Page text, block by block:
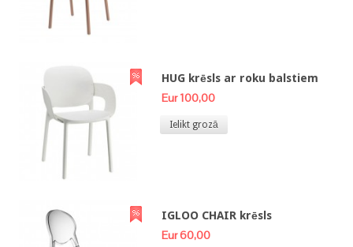
HUG krēsls ar roku balstiem
Eur 100,00
Ielikt grozā
IGLOO CHAIR krēsls
Eur 60,00